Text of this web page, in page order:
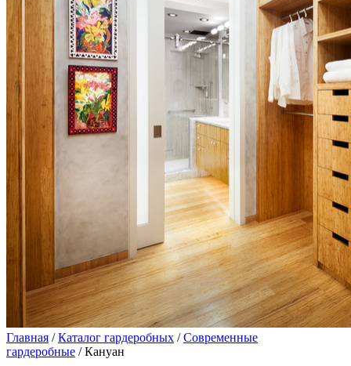
Главная /Каталог гардеробных /Современные
гардеробные / Кануан